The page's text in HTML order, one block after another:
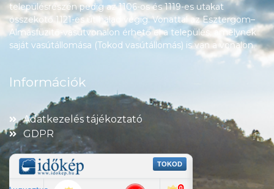
településrészén pedig az 1106-os és 1119-es utakat
összekötő 1121-es út halad végig. Vonattal az Esztergom–
Almásfüzitő-vasútvonalon érhető el a település, amelynek
saját vasútállomása (Tokod vasútállomás) is van a vonalon.
Információk
Adatkezelés tájékoztató
GDPR